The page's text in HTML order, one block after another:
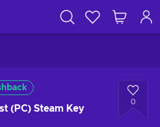
(PC) Steam Key
0